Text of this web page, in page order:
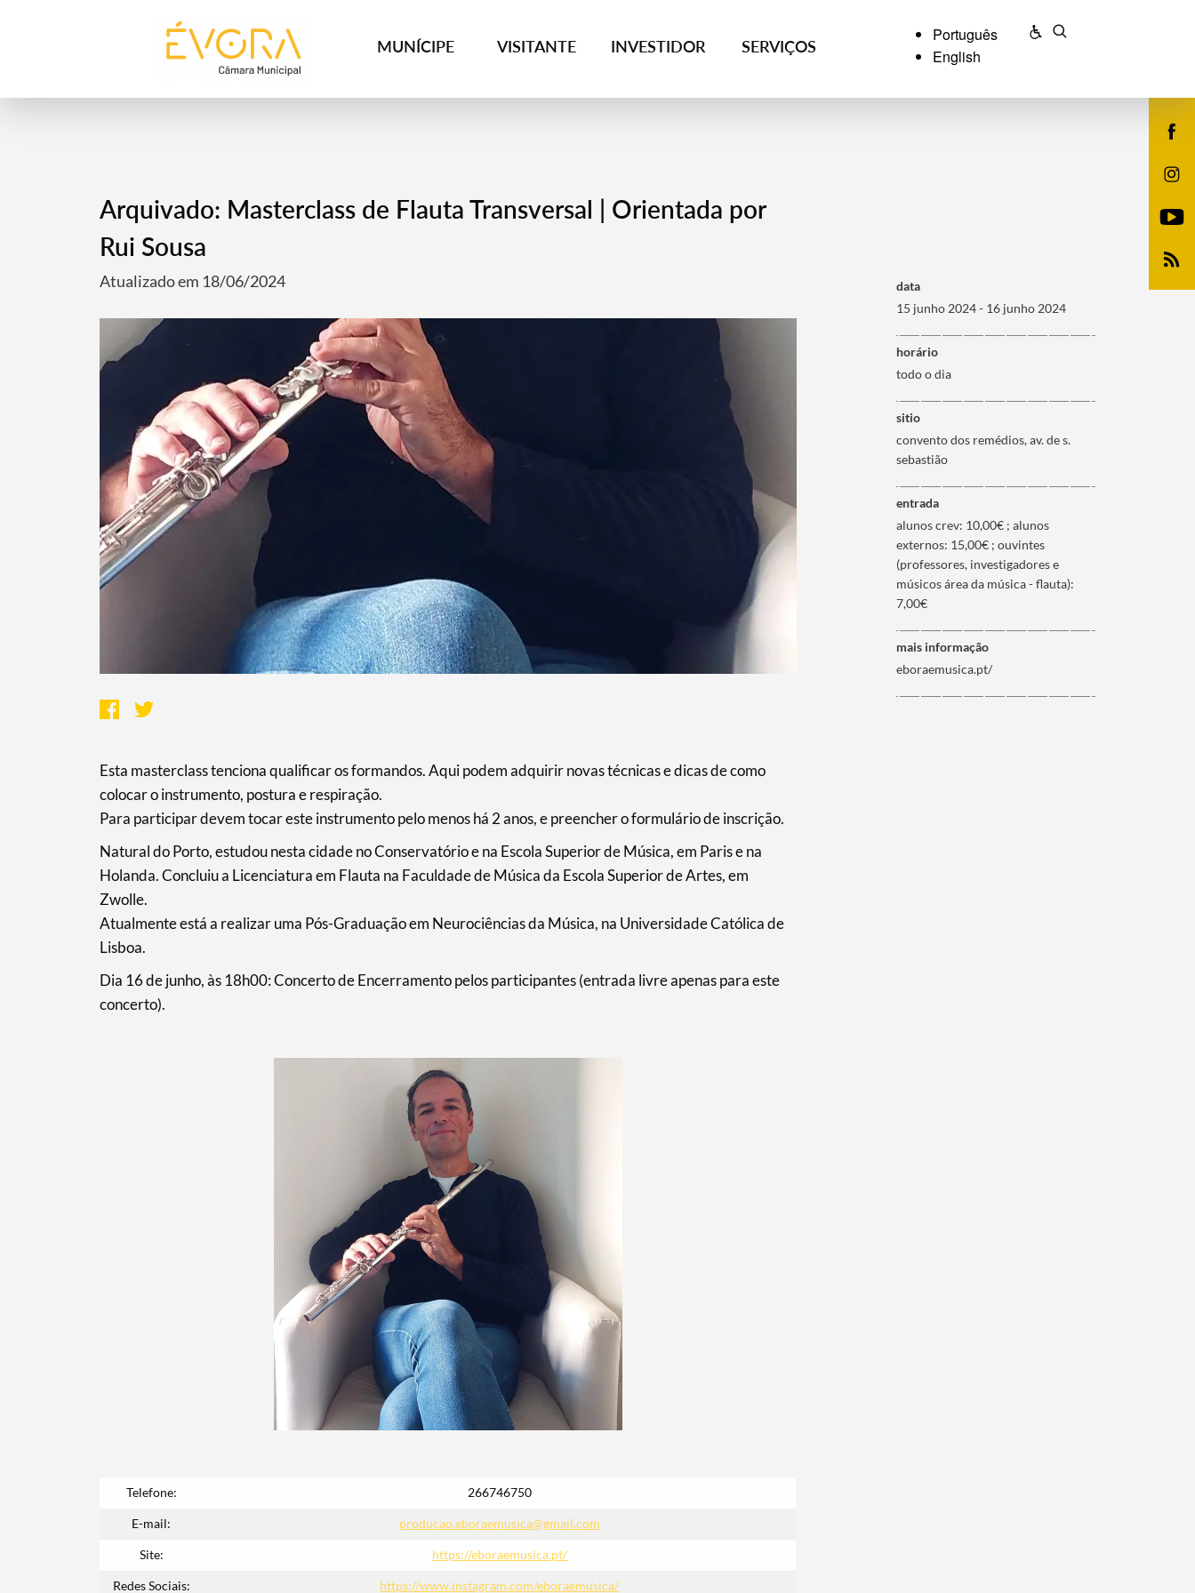
MUNÍCIPE VISITANTE INVESTIDOR SERVIÇOS
Português
English
Arquivado: Masterclass de Flauta Transversal | Orientada por
Rui Sousa
Atualizado em 18/06/2024
Esta masterclass tenciona qualificar os formandos. Aqui podem adquirir novas técnicas e dicas de como
colocar o instrumento, postura e respiração.
Para participar devem tocar este instrumento pelo menos há 2 anos, e preencher o formulário de inscrição.
Natural do Porto, estudou nesta cidade no Conservatório e na Escola Superior de Música, em Paris e na
Holanda. Concluiu a Licenciatura em Flauta na Faculdade de Música da Escola Superior de Artes, em
Zwolle.
Atualmente está a realizar uma Pós-Graduação em Neurociências da Música, na Universidade Católica de
Lisboa.
Dia 16 de junho, às 18h00: Concerto de Encerramento pelos participantes (entrada livre apenas para este
concerto).
Telefone: 266746750
E-mail: producao.eboraemusica@gmail.com
Site: https://eboraemusica.pt/
Redes Sociais: https://www.instagram.com/eboraemusica/
data
15 junho 2024 - 16 junho 2024
horário
todo o dia
sitio
convento dos remédios, av. de s.
sebastião
entrada
alunos crev: 10,00€ ; alunos
externos: 15,00€ ; ouvintes
(professores, investigadores e
músicos área da música - flauta):
7,00€
mais informação
eboraemusica.pt/